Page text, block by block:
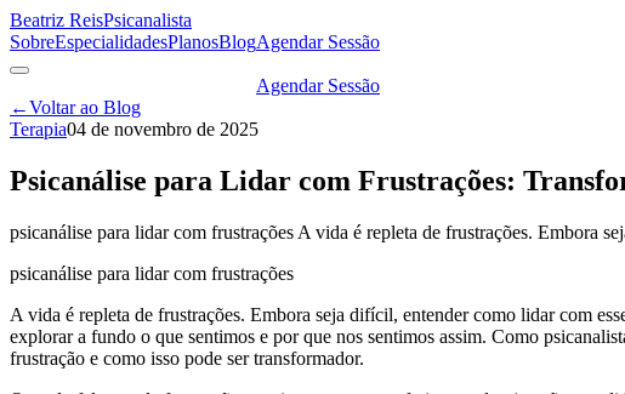
Beatriz ReisPsicanalista
SobreEspecialidadesPlanosBlogAgendar Sessão
Agendar Sessão
←Voltar ao Blog
Terapia04 de novembro de 2025
Psicanálise para Lidar com Frustrações:
psicanálise para lidar com frustrações A vida é repleta de frustrações. Embora
psicanálise para lidar com frustrações
A vida é repleta de frustrações. Embora seja difícil, entender como lidar com
explorar a fundo o que sentimos e por que nos sentimos assim. Como
frustração e como isso pode ser transformador.